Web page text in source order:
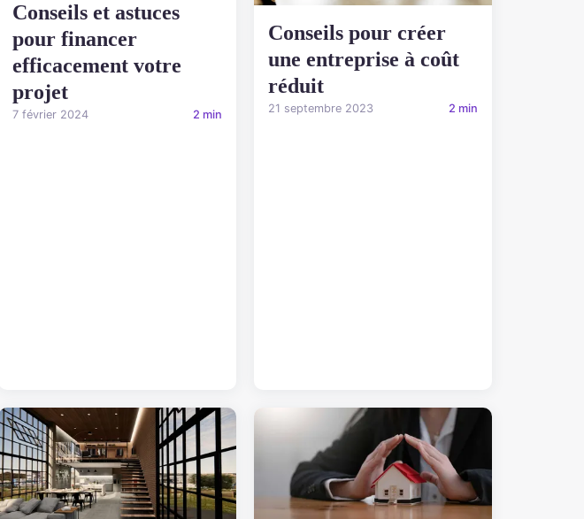
Conseils et astuces
pour financer
efficacement votre
projet
7 février 2024 2 min
Conseils pour créer
une entreprise à coût
réduit
21 septembre 2023 2 min